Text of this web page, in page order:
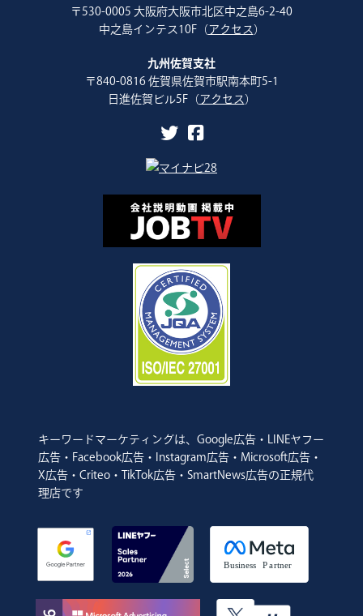
〒530-0005 大阪府大阪市北区中之島6-2-40
中之島インテス10F（アクセス ）
九州佐賀支社
〒840-0816 佐賀県佐賀市駅南本町5-1
日進佐賀ビル5F（アクセス ）
キーワードマーケティングは、Google広告・LINEヤフー
広告・Facebook広告・Instagram広告・Microsoft広告・
X広告・Criteo・TikTok広告・SmartNews広告の正規代
理店です